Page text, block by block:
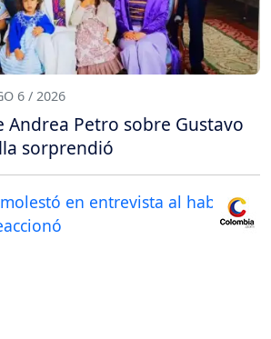
6 / 2026
Andrea Petro sobre Gustavo
sorprendió